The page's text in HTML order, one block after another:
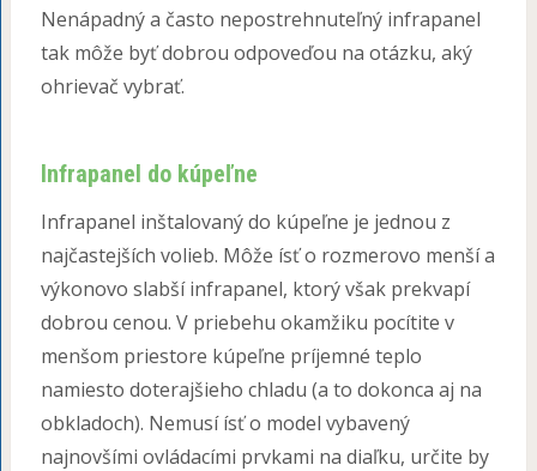
Nenápadný a často nepostrehnuteľný infrapanel
tak môže byť dobrou odpoveďou na otázku, aký
ohrievač vybrať.
Infrapanel do kúpeľne
Infrapanel inštalovaný do kúpeľne je jednou z
najčastejších volieb. Môže ísť o rozmerovo menší a
výkonovo slabší infrapanel, ktorý však prekvapí
dobrou cenou. V priebehu okamžiku pocítite v
menšom priestore kúpeľne príjemné teplo
namiesto doterajšieho chladu (a to dokonca aj na
obkladoch). Nemusí ísť o model vybavený
najnovšími ovládacími prvkami na diaľku, určite by